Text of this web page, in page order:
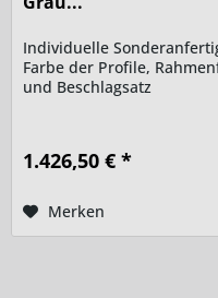
Individuelle
Farbe der Profile,
und Beschlagsatz
1.426,50 € *
Merken